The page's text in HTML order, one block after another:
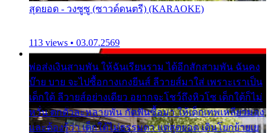
สุดยอด - วงซูซู (ซาวด์ดนตรี) (KARAOKE)
113 views • 03.07.2569
พ่อส่งเงินสามพัน ให้ฉันเรียนราม ได้อีกสักสามพัน ฉันคง
บ๊าย บาย จะไปซื้อกางเกงยีนส์ ลีวายส์มาใส่ เพราะเราเป็น
เด็กใต้ ลีวายส์อย่างเดียว อยากจะโชว์ถึงหิวโซ เด็กใต้ก็ไม่
หวั่น ตกตัวละหลายพัน กัดฟันซื้อมา ให้เด็กเทพเหลียวมอง
และต้องรู้ว่า เด็กใต้ไม่ธรรมดา แต่สุดยอด เดินโยกย้ายเย